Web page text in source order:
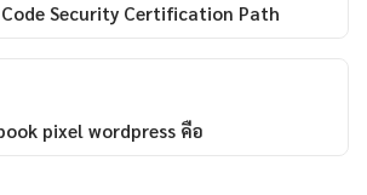
Code Security Certification Path
pixel wordpress คือ